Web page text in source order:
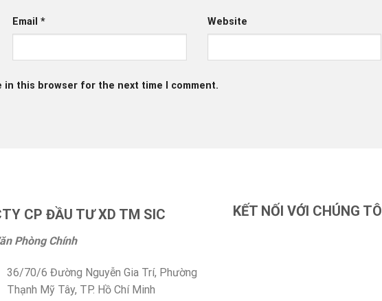
Email* Website
in this browser for the next time I comment.
CP ĐẦU TƯ XD TM SIC
Phòng Chính
36/70/6 Đường Nguyễn Gia Trí, Phường
Thạnh Mỹ Tây, TP. Hồ Chí Minh
KẾT NỐI VỚI CHÚNG TÔI